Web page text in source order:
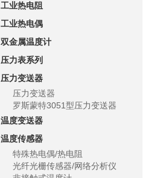
工业热电阻
工业热电偶
双金属温度计
压力表系列
压力变送器
压力变送器
罗斯蒙特3051型压力变送器
温度变送器
温度传感器
特殊热电偶/热电阻
光纤光栅传感器/网络分析仪